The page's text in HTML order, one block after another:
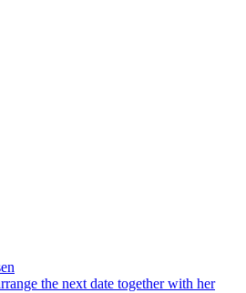
the next date together with her